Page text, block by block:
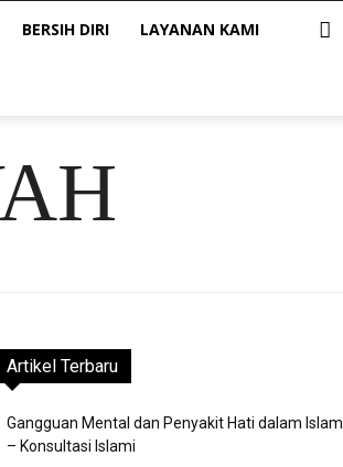
BERSIH DIRI LAYANAN KAMI
Artikel Terbaru
Gangguan Mental dan Penyakit Hati dalam Islam
– Konsultasi Islami